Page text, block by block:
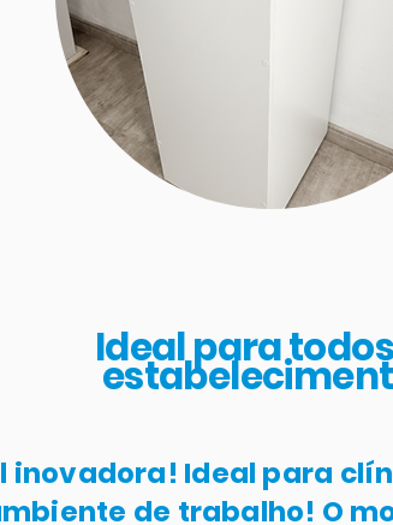
Ideal para
inovadora! Ideal para
de trabalho! O